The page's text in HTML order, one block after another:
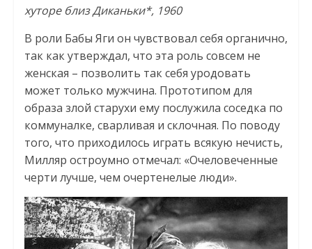
хуторе близ Диканьки*, 1960
В роли Бабы Яги он чувствовал себя органично,
так как утверждал, что эта роль совсем не
женская – позволить так себя уродовать
может только мужчина. Прототипом для
образа злой старухи ему послужила соседка по
коммуналке, сварливая и склочная. По поводу
того, что приходилось играть всякую нечисть,
Милляр остроумно отмечал: «Очеловеченные
черти лучше, чем очертенелые люди».